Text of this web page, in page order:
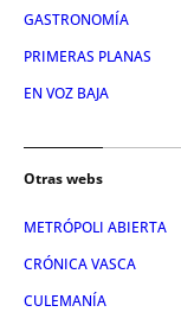
GASTRONOMÍA
PRIMERAS PLANAS
EN VOZ BAJA
Otras webs
METRÓPOLI ABIERTA
CRÓNICA VASCA
CULEMANÍA